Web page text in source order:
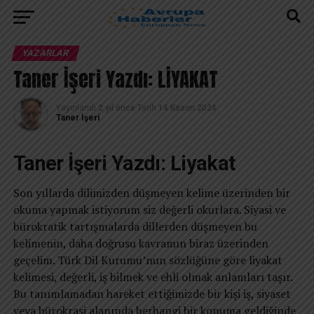
YAZARLAR
Taner İşeri Yazdı: LİYAKAT
Yayınlandı 2 yıl önce Tarih 14 Kasım 2024
Taner İşeri
Taner İşeri Yazdı: Liyakat
Son yıllarda dilimizden düşmeyen kelime üzerinden bir
okuma yapmak istiyorum siz değerli okurlara. Siyasi ve
bürokratik tartışmalarda dillerden düşmeyen bu
kelimenin, daha doğrusu kavramın biraz üzerinden
geçelim. Türk Dil Kurumu’nun sözlüğüne göre liyakat
kelimesi, değerli, iş bilmek ve ehli olmak anlamları taşır.
Bu tanımlamadan hareket ettiğimizde bir kişi iş, siyaset
veya bürokrasi alanında herhangi bir konuma geldiğinde